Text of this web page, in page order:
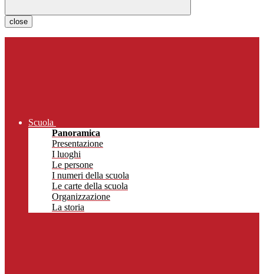
close
Scuola
Panoramica
Presentazione
I luoghi
Le persone
I numeri della scuola
Le carte della scuola
Organizzazione
La storia